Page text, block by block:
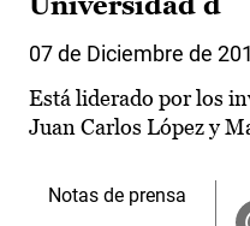
07 de Diciembre de
Está liderado por los
Juan Carlos López y
Notas de prensa